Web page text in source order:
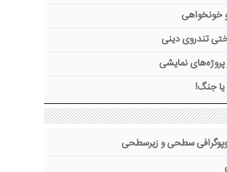
خونخواهی
تندروی دینی
پروژه‌های نمایشی
جنگ!
سطحی و زیرسطحی